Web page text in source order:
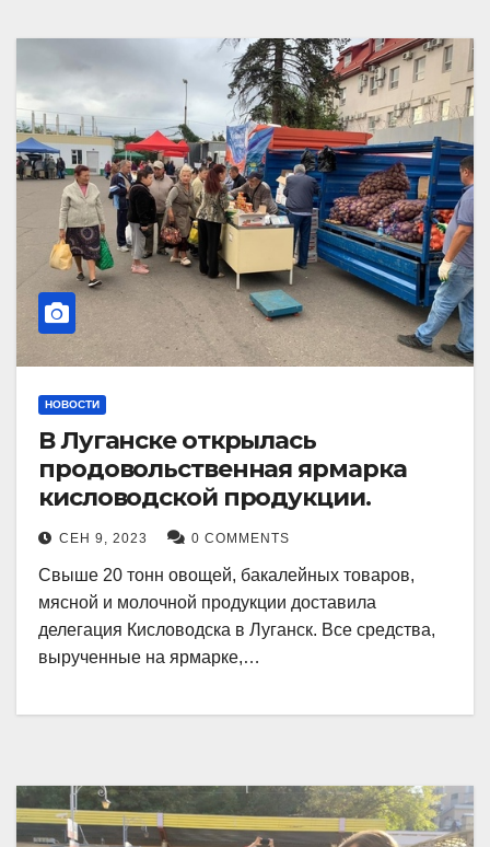
НОВОСТИ
В Луганске открылась
продовольственная ярмарка
кисловодской продукции.
СЕН 9, 2023 0 COMMENTS
Свыше 20 тонн овощей, бакалейных товаров,
мясной и молочной продукции доставила
делегация Кисловодска в Луганск. Все средства,
вырученные на ярмарке,…